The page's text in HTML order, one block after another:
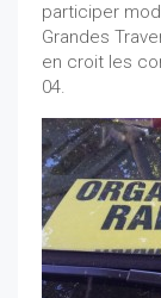
participer
Grandes
en croit les
04.